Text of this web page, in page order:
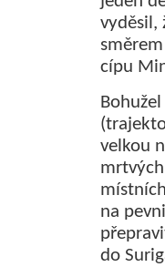
vyděsil,
cípu
velkou
na
do